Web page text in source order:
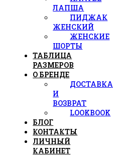
ЛАПША
ПИДЖАК
ЖЕНСКИЙ
ЖЕНСКИЕ
ШОРТЫ
ТАБЛИЦА
РАЗМЕРОВ
О БРЕНДЕ
ДОСТАВКА
И
ВОЗВРАТ
LOOKBOOK
БЛОГ
КОНТАКТЫ
ЛИЧНЫЙ
КАБИНЕТ